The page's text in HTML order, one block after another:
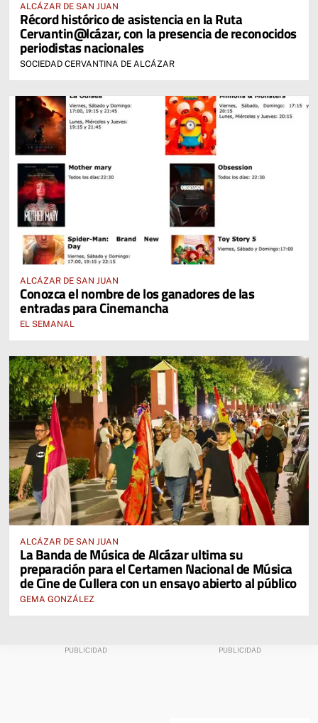
ALCÁZAR DE SAN JUAN
Récord histórico de asistencia en la Ruta
Cervantin@lcázar, con la presencia de reconocidos
periodistas nacionales
SOCIEDAD CERVANTINA DE ALCÁZAR
ALCÁZAR DE SAN JUAN
Conozca el nombre de los ganadores de las
entradas para Cinemancha
EL SEMANAL
ALCÁZAR DE SAN JUAN
La Banda de Música de Alcázar ultima su
preparación para el Certamen Nacional de Música
de Cine de Cullera con un ensayo abierto al público
GEMA GONZÁLEZ